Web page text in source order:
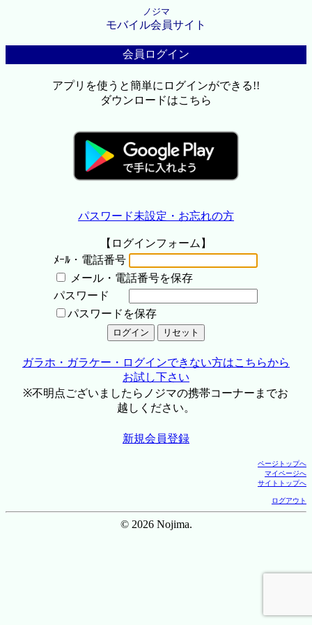
ノジマ
モバイル会員サイト
会員ログイン
アプリを使うと簡単にログインができる!!
ダウンロードはこちら
パスワード未設定・お忘れの方
【ログインフォーム】
ﾒｰﾙ・電話番号
メール・電話番号を保存
パスワード
パスワードを保存
ガラホ・ガラケー・ログインできない方はこちらから
お試し下さい
※不明点ございましたらノジマの携帯コーナーまでお
越しください。
新規会員登録
ページトップへ
マイページへ
サイトトップへ
ログアウト
© 2026 Nojima.